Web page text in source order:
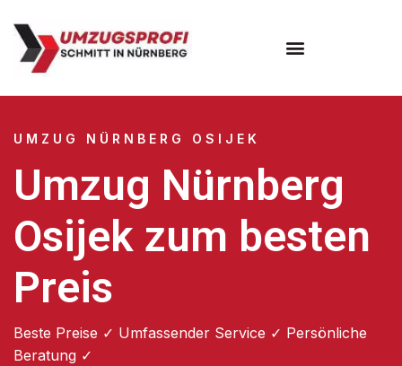
UMZUG NÜRNBERG OSIJEK
Umzug Nürnberg
Osijek zum besten
Preis
Beste Preise ✓ Umfassender Service ✓ Persönliche
Beratung ✓